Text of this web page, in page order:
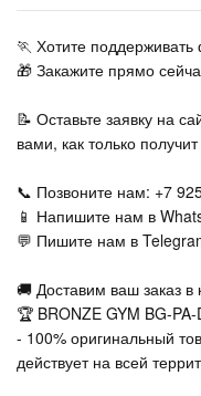
🏃‍ Хотите
🎁 Закажите прямо
📝 Оставьте заявку на
вами, как только
📞 Позвоните нам: +7
📱 Напишите нам в
💬 Пишите нам в
🚚 Доставим ваш заказ в
🏆 BRONZE GYM BG-
- 100% оригинальный
действует на всей